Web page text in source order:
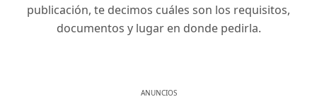
publicación, te decimos cuáles son los requisitos,
documentos y lugar en donde pedirla.
ANUNCIOS